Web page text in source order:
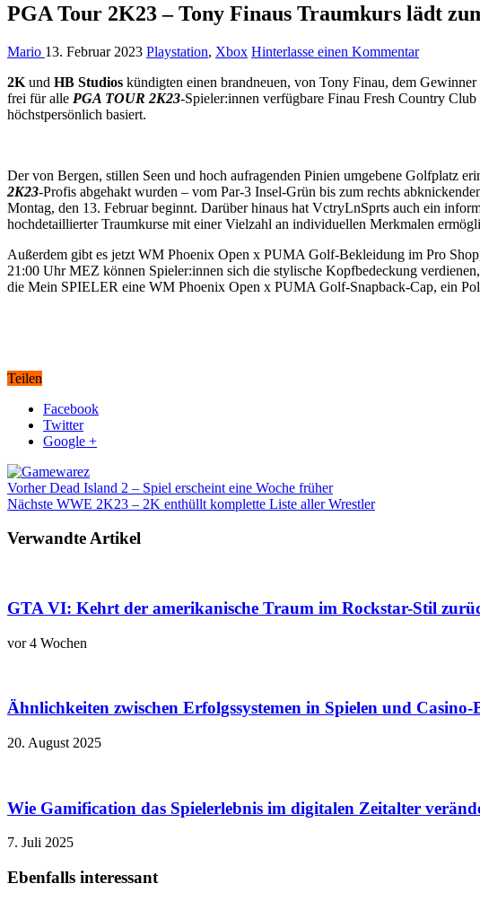
PGA Tour 2K23 – Tony Finaus Traumkurs lädt
Mario 13. Februar 2023 Playstation, Xbox Hinterlasse einen Kommentar
2K und HB Studios kündigten einen brandneuen, von Tony Finau, dem
frei für alle PGA TOUR 2K23-Spieler:innen verfügbare Finau Fresh Country
höchstpersönlich basiert.
Der von Bergen, stillen Seen und hoch aufragenden Pinien umgebene Golfplatz
2K23-Profis abgehakt wurden – vom Par-3 Insel-Grün bis zum rechts
Montag, den 13. Februar beginnt. Darüber hinaus hat VctryLnSprts auch ein
hochdetaillierter Traumkurse mit einer Vielzahl an individuellen Merkmalen
Außerdem gibt es jetzt WM Phoenix Open x PUMA Golf-Bekleidung im Pro
21:00 Uhr MEZ können Spieler:innen sich die stylische Kopfbedeckung
die Mein SPIELER eine WM Phoenix Open x PUMA Golf-Snapback-Cap, ein
Teilen
Facebook
Twitter
Google +
VorherDead Island 2 – Spiel erscheint eine Woche früher
Nächste WWE 2K23 – 2K enthüllt komplette Liste aller Wrestler
Verwandte Artikel
GTA VI: Kehrt der amerikanische Traum im Rockstar-Stil
vor 4 Wochen
Ähnlichkeiten zwischen Erfolgssystemen in Spielen und
20. August 2025
Wie Gamification das Spielerlebnis im digitalen Zeitalter
7. Juli 2025
Ebenfalls interessant